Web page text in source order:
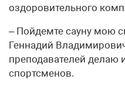
оздоровительного
– Пойдемте сауну мою
Геннадий
преподавателей делаю
спортсменов.